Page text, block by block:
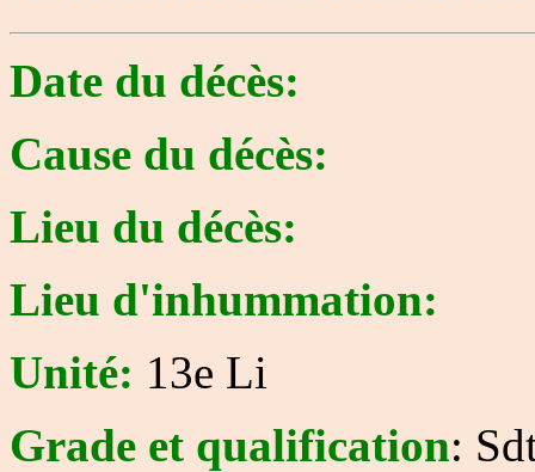
Date du décès:
Cause du décès:
Lieu du décès:
Lieu d'inhummation:
Unité: 13e Li
Grade et qualification: